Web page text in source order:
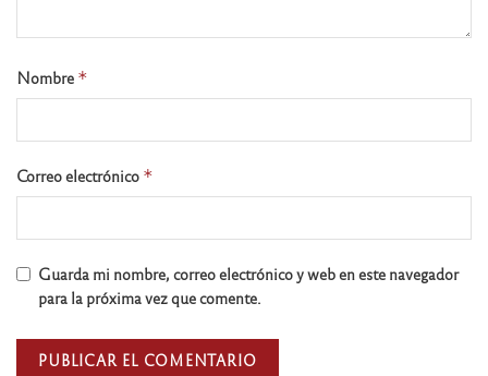
Nombre *
Correo electrónico *
Guarda mi nombre, correo electrónico y web en este navegador
para la próxima vez que comente.